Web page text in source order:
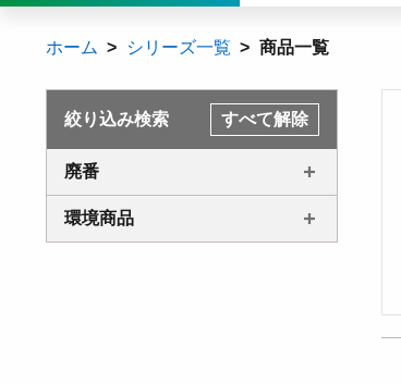
ホーム シリーズ一覧 商品一覧
絞り込み検索 すべて解除
廃番
環境商品